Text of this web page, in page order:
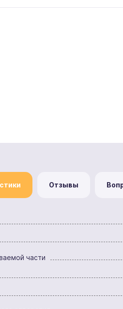
Отзывы
части